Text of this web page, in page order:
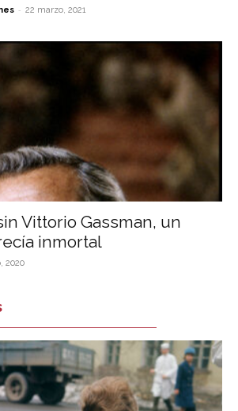
- 22 marzo, 2021
Vittorio Gassman, un
inmortal
2020